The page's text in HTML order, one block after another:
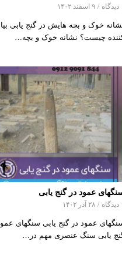
/ ۹ اسفند ۱۴۰۲
خوک و بچه هایش در گنج یابی
چیست؟ نشانه خوک و بچه…
عمود در گنج یابی
/ ۲۸ آذر ۱۴۰۲
عمود در گنج یابی سنگهای
یابی سنگ عنصری مهم در…